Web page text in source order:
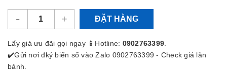
- + ĐẶT HÀNG
Lấy giá ưu đãi gọi ngay 📱Hotline: 0902763399
✔️Gửi nơi đký biển số vàoZalo 0902763399 - Check giá lăn
bánh.